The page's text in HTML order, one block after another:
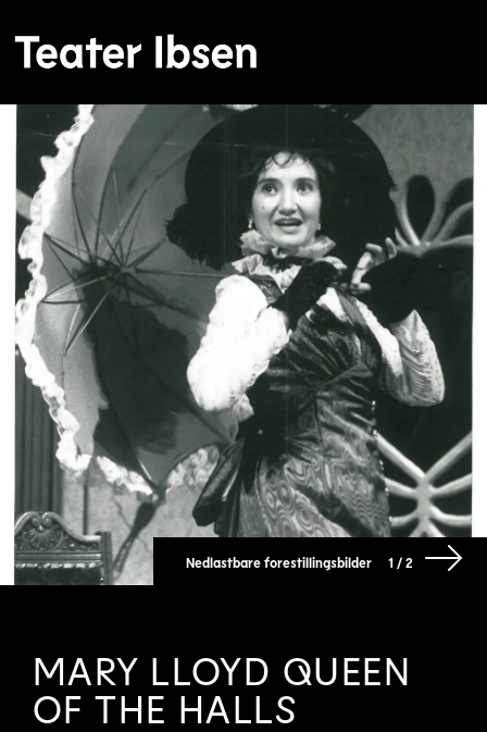
Nedlastbare forestillingsbilder 1 / 2
MARY LLOYD QUEEN
OF THE HALLS